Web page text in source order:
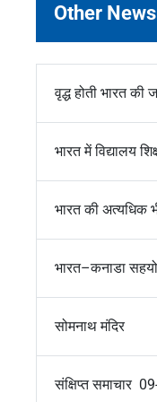
Other
वृद्ध होती भारत
भारत में विद्यालय
भारत की अत्यधिक
भारत–कनाडा
सोमनाथ मंदिर
संक्षिप्त समाचार